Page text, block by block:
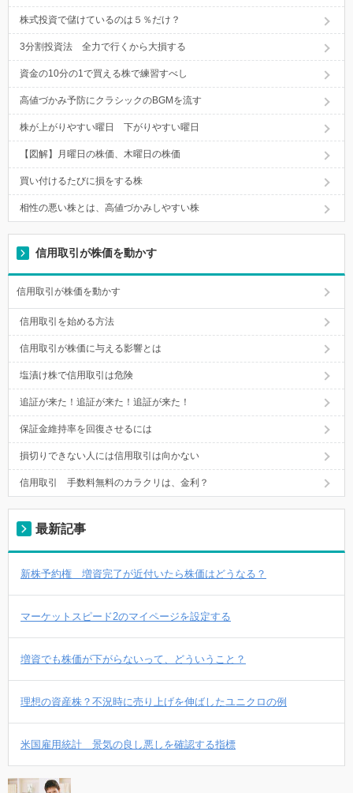
株式投資で儲けているのは５％だけ？
3分割投資法 全力で行くから大損する
資金の10分の1で買える株で練習すべし
高値づかみ予防にクラシックのBGMを流す
株が上がりやすい曜日 下がりやすい曜日
【図解】月曜日の株価、木曜日の株価
買い付けるたびに損をする株
相性の悪い株とは、高値づかみしやすい株
信用取引が株価を動かす
信用取引が株価を動かす
信用取引を始める方法
信用取引が株価に与える影響とは
塩漬け株で信用取引は危険
追証が来た！追証が来た！追証が来た！
保証金維持率を回復させるには
損切りできない人には信用取引は向かない
信用取引 手数料無料のカラクリは、金利？
最新記事
新株予約権 増資完了が近付いたら株価はどうなる？
マーケットスピード2のマイページを設定する
増資でも株価が下がらないって、どういうこと？
理想の資産株？不況時に売り上げを伸ばしたユニクロの例
米国雇用統計 景気の良し悪しを確認する指標